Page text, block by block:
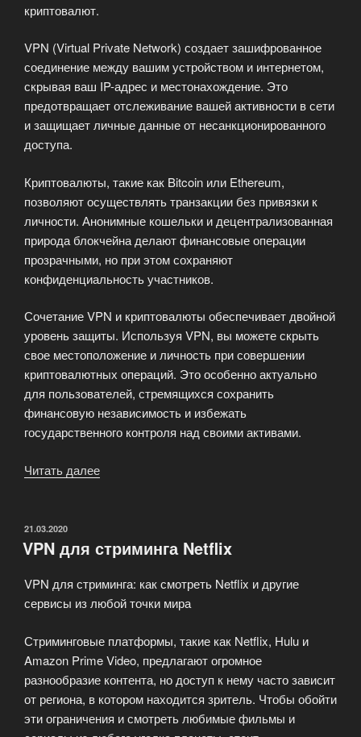
криптовалют.
VPN (Virtual Private Network) создает зашифрованное
соединение между вашим устройством и интернетом,
скрывая ваш IP-адрес и местонахождение. Это
предотвращает отслеживание вашей активности в сети
и защищает личные данные от несанкционированного
доступа.
Криптовалюты, такие как Bitcoin или Ethereum,
позволяют осуществлять транзакции без привязки к
личности. Анонимные кошельки и децентрализованная
природа блокчейна делают финансовые операции
прозрачными, но при этом сохраняют
конфиденциальность участников.
Сочетание VPN и криптовалюты обеспечивает двойной
уровень защиты. Используя VPN, вы можете скрыть
свое местоположение и личность при совершении
криптовалютных операций. Это особенно актуально
для пользователей, стремящихся сохранить
финансовую независимость и избежать
государственного контроля над своими активами.
Читать далее
платежи
сети»
ОПУБЛИКОВАНО
21.03.2020
VPN для стриминга Netflix
VPN для стриминга: как смотреть Netflix и другие
сервисы из любой точки мира
Стриминговые платформы, такие как Netflix, Hulu и
Amazon Prime Video, предлагают огромное
разнообразие контента, но доступ к нему часто зависит
от региона, в котором находится зритель. Чтобы обойти
эти ограничения и смотреть любимые фильмы и